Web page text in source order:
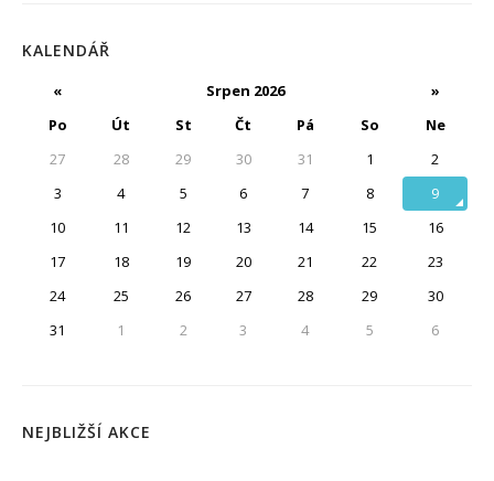
KALENDÁŘ
« Srpen 2026
»
Po
Út St Čt Pá So
Ne
27
28 29 30 31 1
2
3
4 5 6 7 8
9
10
11 12 13 14 15
16
17
18 19 20 21 22
23
24
25 26 27 28 29
30
31
1 2 3 4 5 6
NEJBLIŽŠÍ AKCE